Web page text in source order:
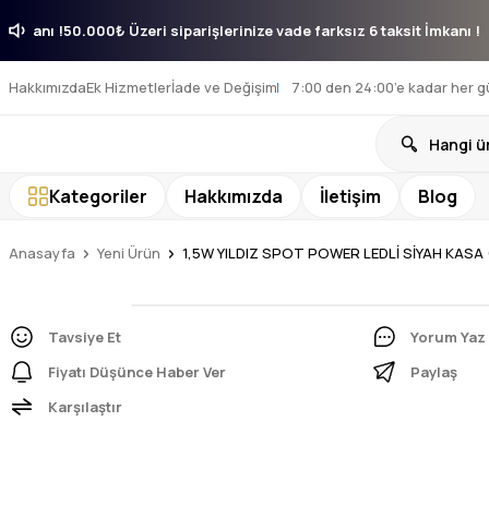
İmkanı !50.000₺ Üzeri siparişlerinize vade farksız 6 taksit
HakkımızdaEk Hizmetlerİade ve Değişim 7:00 den 24:00’e kadar her
Kategoriler Hakkımızda İletişim Blog
Anasayfa Yeni Ürün 1,5W YILDIZ SPOT POWER LEDLİ SİYAH KASA
Tavsiye Et
Yorum Yaz
Fiyatı Düşünce Haber Ver
Paylaş
Karşılaştır